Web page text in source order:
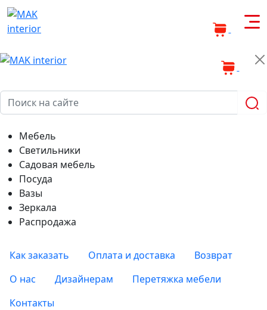
Мебель
Светильники
Садовая мебель
Посуда
Вазы
Зеркала
Распродажа
Как заказать Оплата и доставка
Возврат
О нас
Дизайнерам
Перетяжка мебели
Контакты